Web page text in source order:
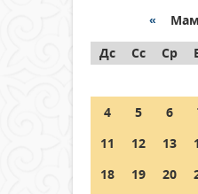
граждане
находящиеся
05 тамыз 2026
Шетелде
азаматтары
бере алады?
«
Дс
Сс Ср
4
5 6
11
12 13
18
19 20